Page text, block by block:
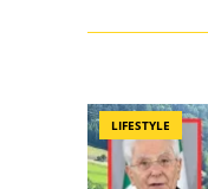
LIFESTYLE